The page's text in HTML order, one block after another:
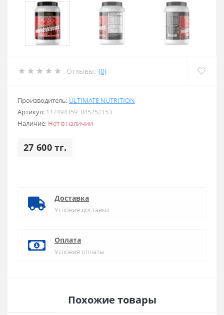
Отзывы: (0)
Производитель: ULTIMATE NUTRITION
Артикул: 117494359_845252153
Наличие: Нет в наличии
27 600 тг.
Доставка
Условия доставки
Оплата
Условия оплаты
Похожие товары